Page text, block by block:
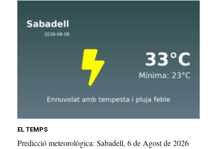
EL TEMPS
Predicció meteorològica: Sabadell, 6 de Agost de 2026